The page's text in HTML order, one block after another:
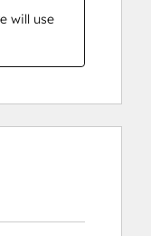
will use